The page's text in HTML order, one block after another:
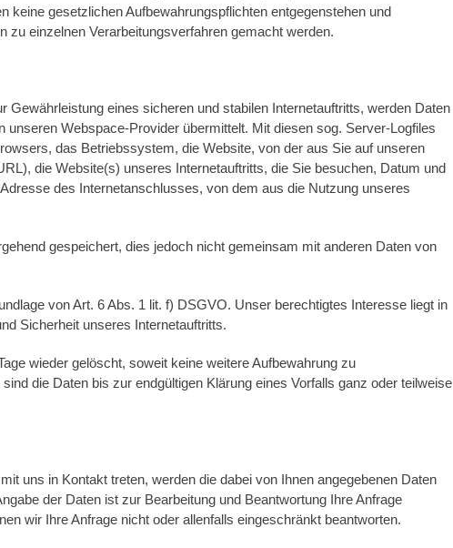
keine gesetzlichen Aufbewahrungspflichten entgegenstehen und
zu einzelnen Verarbeitungsverfahren gemacht werden.
Gewährleistung eines sicheren und stabilen Internetauftritts, werden Daten
unseren Webspace-Provider übermittelt. Mit diesen sog. Server-Logfiles
das Betriebssystem, die Website, von der aus Sie auf unseren
die Website(s) unseres Internetauftritts, die Sie besuchen, Datum und
des Internetanschlusses, von dem aus die Nutzung unseres
gespeichert, dies jedoch nicht gemeinsam mit anderen Daten von
von Art. 6 Abs. 1 lit. f) DSGVO. Unser berechtigtes Interesse liegt in
Sicherheit unseres Internetauftritts.
wieder gelöscht, soweit keine weitere Aufbewahrung zu
die Daten bis zur endgültigen Klärung eines Vorfalls ganz oder teilweise
uns in Kontakt treten, werden die dabei von Ihnen angegebenen Daten
der Daten ist zur Bearbeitung und Beantwortung Ihre Anfrage
wir Ihre Anfrage nicht oder allenfalls eingeschränkt beantworten.